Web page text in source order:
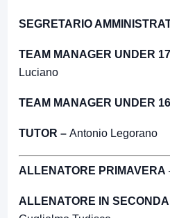
SEGRETARIO
TEAM MANAGER UNDER
Luciano
TEAM MANAGER UNDER
TUTOR – Antonio Legorano
ALLENATORE PRIMAVERA
ALLENATORE IN